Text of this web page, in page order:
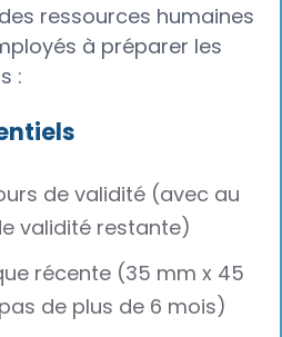
ressources humaines
à préparer les
:
de validité (avec au
validité restante)
récente (35 mm x 45
de plus de 6 mois)